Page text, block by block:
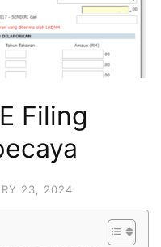
Filing
23, 2024